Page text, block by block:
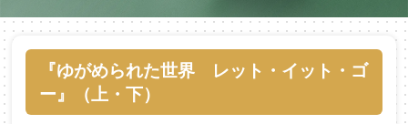
『ゆがめられた世界 レット・イット・ゴ
ー』（上・下）